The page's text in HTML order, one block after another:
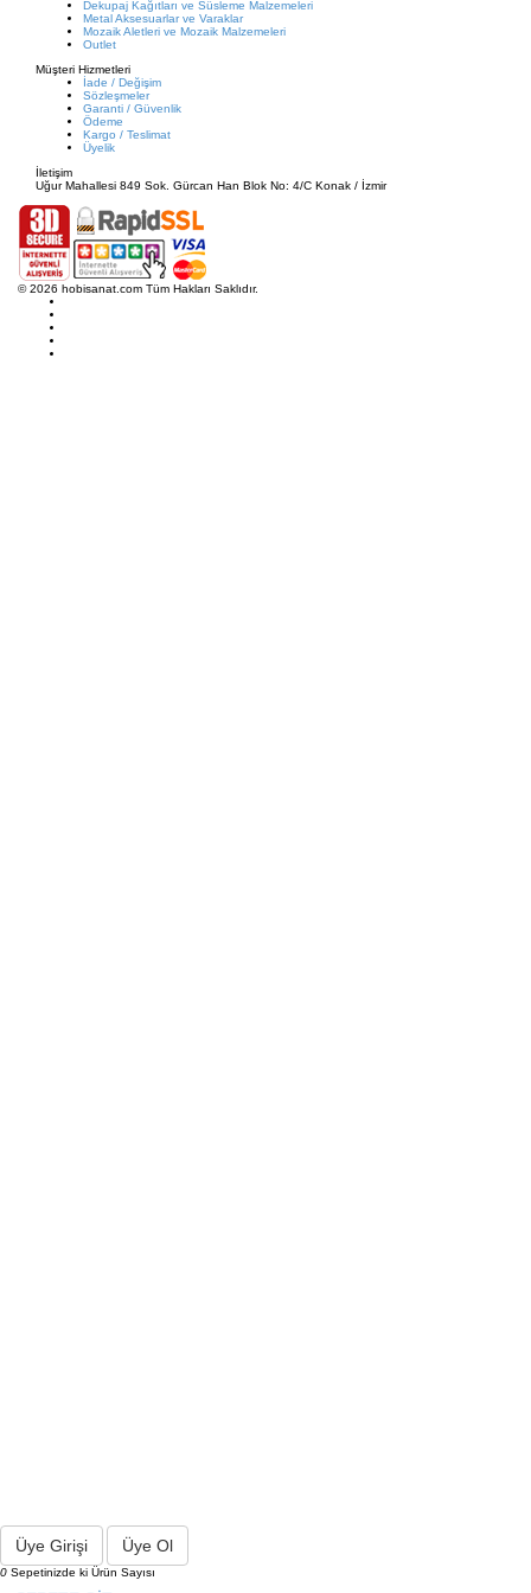
Dekupaj Kağıtları ve Süsleme Malzemeleri
Metal Aksesuarlar ve Varaklar
Mozaik Aletleri ve Mozaik Malzemeleri
Outlet
Müşteri Hizmetleri
İade / Değişim
Sözleşmeler
Garanti / Güvenlik
Ödeme
Kargo / Teslimat
Üyelik
İletişim
Uğur Mahallesi 849 Sok. Gürcan Han Blok No: 4/C Konak / İzmir
© 2026 hobisanat.com Tüm Hakları Saklıdır.
Üye Girişi Üye Ol
0 Sepetinizde ki Ürün Sayısı